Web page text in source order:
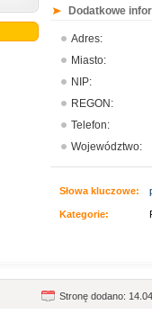
Dodatkowe
Adres:
Miasto:
NIP:
REGON:
Telefon:
Województwo:
Słowa kluczowe:
Kategorie:
Stronę dodano: